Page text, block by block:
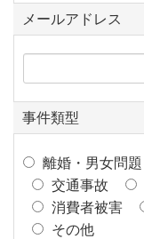
メールアドレス
事件類型
離婚・男女問題
交通事故
消費者被害
その他